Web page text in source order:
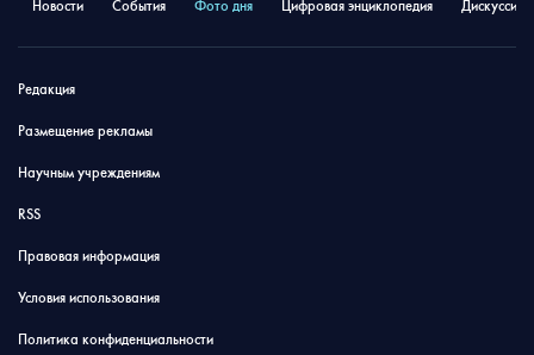
Новости События Фото дня Цифровая энциклопедия
Редакция
Размещение рекламы
Научным учреждениям
RSS
Правовая информация
Условия использования
Политика конфиденциальности